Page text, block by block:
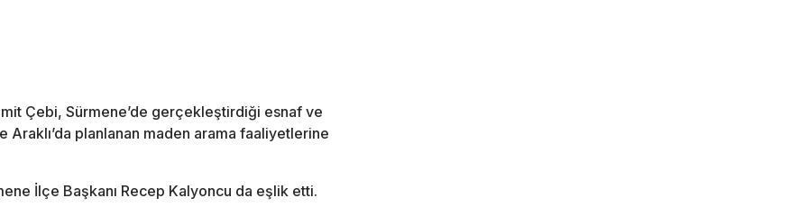
Çebi, Sürmene’de gerçekleştirdiği esnaf ve
Araklı’da planlanan maden arama faaliyetlerine
İlçe Başkanı Recep Kalyoncu da eşlik etti.